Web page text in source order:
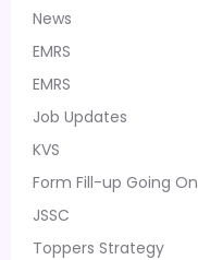
News
EMRS
EMRS
Job Updates
KVS
Form Fill-up Going On
JSSC
Toppers Strategy